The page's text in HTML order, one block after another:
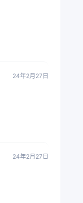
24年2月27日
24年2月27日